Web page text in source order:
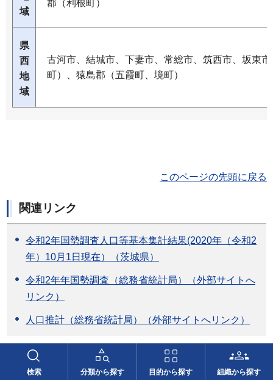
検索 分類から探す 目的から探す 組織から探す
域
郡（利根町）
県
西
地
域
古河市、結城市、下妻市、常総市、筑西市、坂東
町）、猿島郡（五霞町、境町）
このページの先頭に戻る
関連リンク
令和2年国勢調査人口等基本集計結果(2020年（令和2
年）10月1日現在）（茨城県）
令和2年年国勢調査（総務省統計局）（外部サイトへ
リンク）
人口推計（総務省統計局）（外部サイトへリンク）